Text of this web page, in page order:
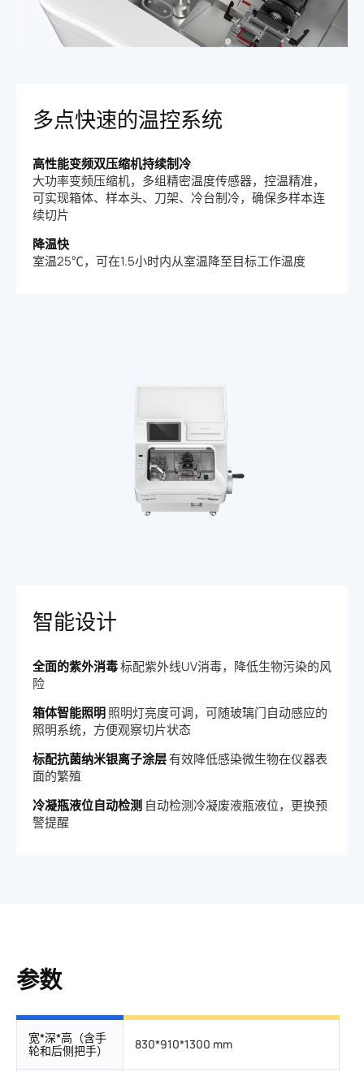
多点快速的温控系统
高性能变频双压缩机持续制冷
大功率变频压缩机，多组精密温度传感器，控温精准，
可实现箱体、样本头、刀架、冷台制冷，确保多样本连
续切片
降温快
室温25℃，可在1.5小时内从室温降至目标工作温度
智能设计
全面的紫外消毒标配紫外线UV消毒，降低生物污染的风
险
箱体智能照明照明灯亮度可调，可随玻璃门自动感应的
照明系统，方便观察切片状态
标配抗菌纳米银离子涂层有效降低感染微生物在仪器表
面的繁殖
冷凝瓶液位自动检测 自动检测冷凝废液瓶液位，更换预
警提醒
参数
宽*深*高（含手
轮和后侧把手）
830*910*1300 mm